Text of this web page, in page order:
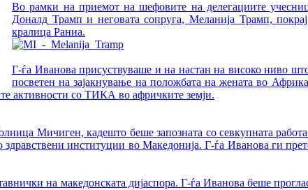
Во рамки на приемот на шефовите на делегациите
Доналд Трамп и неговата сопруга, Меланија Трамп,
кралица Раниа.
Г-ѓа Иванова присуствуваше и на настан на високо ниво
посветен на зајакнување на положбата на жената во
активности со ТИКА во афричките земји.
Мичиген, кадешто беше запозната со севкупната
институции во Македонија. Г-ѓа Иванова ги
на македонската дијаспора. Г-ѓа Иванова беше